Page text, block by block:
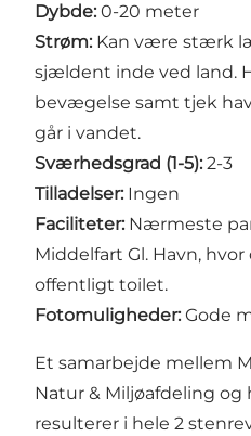
Dybde: 0-20 meter
Strøm: Kan være stærk
sjældent inde ved land.
bevægelse samt tjek
går i vandet.
Sværhedsgrad (1-5): 2-3
Tilladelser: Ingen
Faciliteter: Nærmeste
Middelfart Gl. Havn,
offentligt toilet.
Fotomuligheder: Gode
Et samarbejde mellem
Natur & Miljøafdeling og
resulterer i hele 2